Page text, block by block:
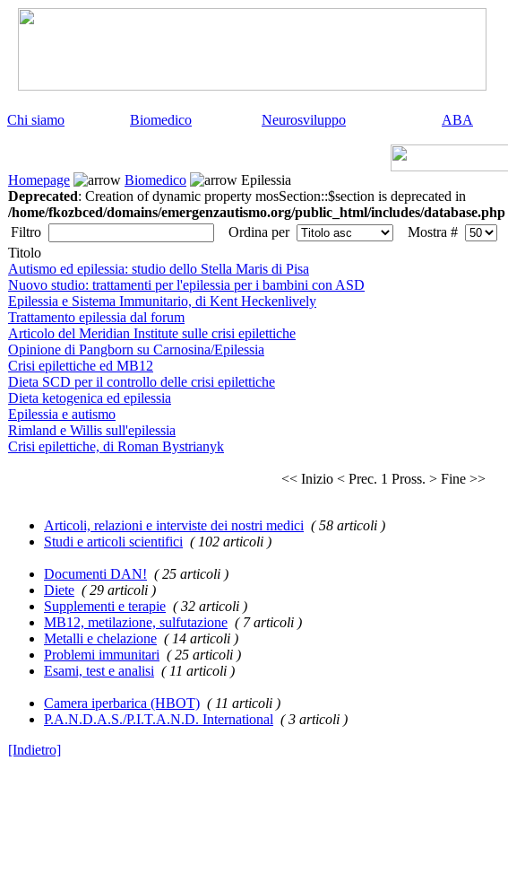
Chi siamo Biomedico Neurosviluppo ABA
Homepage Biomedico
Epilessia
Deprecated: Creation of dynamic property mosSection::$section is deprecated in
/home/fkozbced/domains/emergenzautismo.org/public_html/includes/database.php
Filtro
Ordina per
Mostra #
Titolo
Autismo ed epilessia: studio dello Stella Maris di Pisa
Nuovo studio: trattamenti per l'epilessia per i bambini con ASD
Epilessia e Sistema Immunitario, di Kent Heckenlively
Trattamento epilessia dal forum
Articolo del Meridian Institute sulle crisi epilettiche
Opinione di Pangborn su Carnosina/Epilessia
Crisi epilettiche ed MB12
Dieta SCD per il controllo delle crisi epilettiche
Dieta ketogenica ed epilessia
Epilessia e autismo
Rimland e Willis sull'epilessia
Crisi epilettiche, di Roman Bystrianyk
<< Inizio < Prec. 1 Pross. > Fine >>
Articoli, relazioni e interviste dei nostri medici ( 58 articoli )
Studi e articoli scientifici ( 102 articoli )
Documenti DAN! ( 25 articoli )
Diete ( 29 articoli )
Supplementi e terapie ( 32 articoli )
MB12, metilazione, sulfutazione ( 7 articoli )
Metalli e chelazione ( 14 articoli )
Problemi immunitari ( 25 articoli )
Esami, test e analisi ( 11 articoli )
Camera iperbarica (HBOT) ( 11 articoli )
P.A.N.D.A.S./P.I.T.A.N.D. International ( 3 articoli )
[Indietro]